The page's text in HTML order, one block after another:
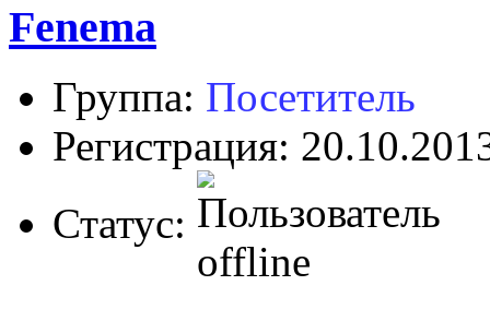
Fenema
Группа: Посетитель
Регистрация:
Статус: